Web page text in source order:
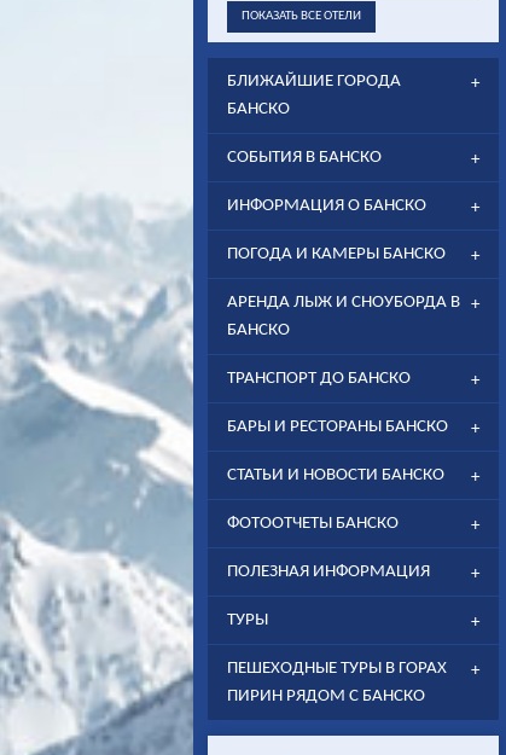
ПОКАЗАТЬ ВСЕ ОТЕЛИ
БЛИЖАЙШИЕ ГОРОДА
БАНСКО
СОБЫТИЯ В БАНСКО
ИНФОРМАЦИЯ О БАНСКО
ПОГОДА И КАМЕРЫ БАНСКО
АРЕНДА ЛЫЖ И СНОУБОРДА В
БАНСКО
ТРАНСПОРТ ДО БАНСКО
БАРЫ И РЕСТОРАНЫ БАНСКО
СТАТЬИ И НОВОСТИ БАНСКО
ФОТООТЧЕТЫ БАНСКО
ПОЛЕЗНАЯ ИНФОРМАЦИЯ
ТУРЫ
ПЕШЕХОДНЫЕ ТУРЫ В ГОРАХ
ПИРИН РЯДОМ С БАНСКО